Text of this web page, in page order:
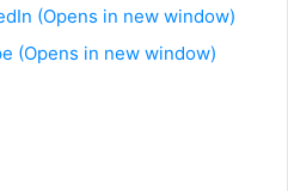
(Opens in new window)
(Opens in new window)